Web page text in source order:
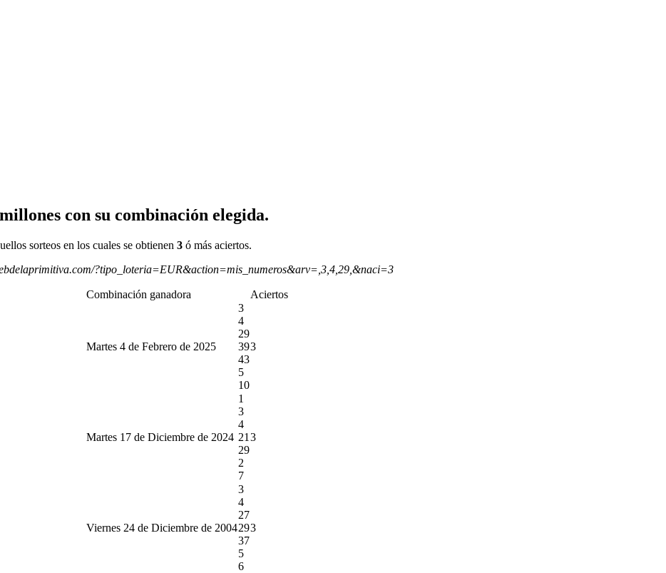
con su combinación elegida.
sorteos en los cuales se obtienen 3 ó más aciertos.
?tipo_loteria=EUR&action=mis_numeros&arv=,3,4,29,&naci=3
Combinación ganadora Aciertos
Martes 4 de Febrero de 2025
3
4
29
39
43
5
10
3
Martes 17 de Diciembre de 2024
1
3
4
21
29
2
7
3
Viernes 24 de Diciembre de 2004
3
4
27
29
37
5
6
3